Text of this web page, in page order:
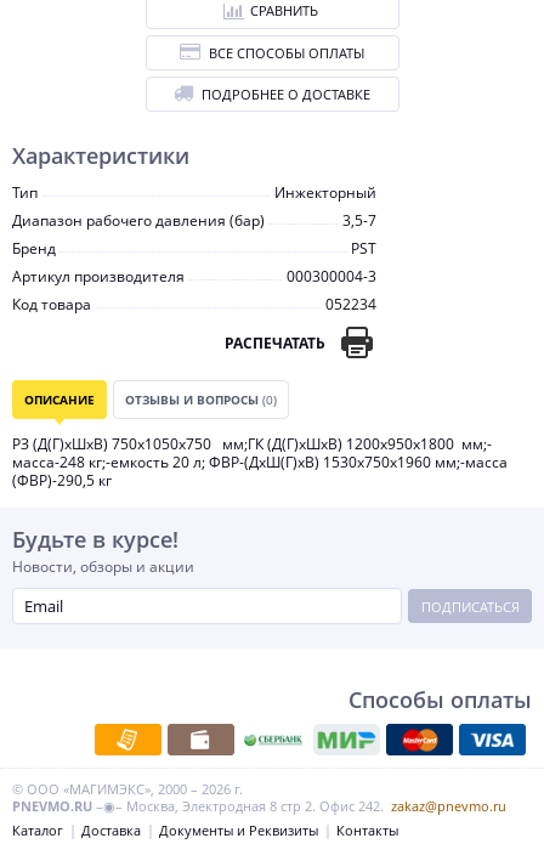
Характеристики
Тип
Инжекторный
Диапазон рабочего давления (бар)
3,5-7
Бренд
PST
Артикул производителя
000300004-3
Код товара
052234
РАСПЕЧАТАТЬ
СРАВНИТЬ
ВСЕ СПОСОБЫ ОПЛАТЫ
ПОДРОБНЕЕ О ДОСТАВКЕ
ОПИСАНИЕ ОТЗЫВЫ И ВОПРОСЫ (0)
РЗ (Д(Г)хШхВ) 750х1050х750 мм;ГК (Д(Г)хШхВ) 1200х950х1800 мм;-
масса-248 кг;-емкость 20 л; ФВР-(ДхШ(Г)хВ) 1530х750х1960 мм;-масса
(ФВР)-290,5 кг
Будьте в курсе!
Новости, обзоры и акции
ПОДПИСАТЬСЯ
Способы оплаты
© ООО «МАГИМЭКС», 2000 – 2026 г.
PNEVMO.RU –◉– Москва, Электродная 8 стр 2. Офис 242. zakaz@pnevmo.ru
Каталог
Доставка Документы и Реквизиты Контакты